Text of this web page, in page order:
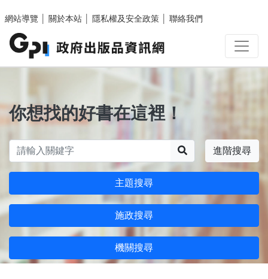
網站導覽
關於本站 隱私權及安全政策 聯絡我們
你想找的好書在這裡！
進階搜尋
主題搜尋
施政搜尋
機關搜尋